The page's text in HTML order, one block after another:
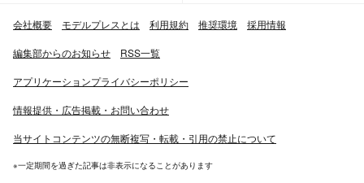
会社概要 モデルプレスとは 利用規約 推奨環境 採用情報
編集部からのお知らせ RSS一覧
アプリケーションプライバシーポリシー
情報提供・広告掲載・お問い合わせ
当サイトコンテンツの無断複写・転載・引用の禁止について
※一定期間を過ぎた記事は非表示になることがあります